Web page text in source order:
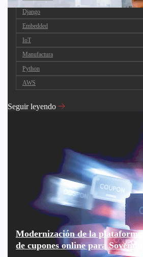
Django
Embedded
IoT
Manufactura
Python
AWS
Seguir leyendo
Modernización de la plataforma
de cupones online para Sovendus